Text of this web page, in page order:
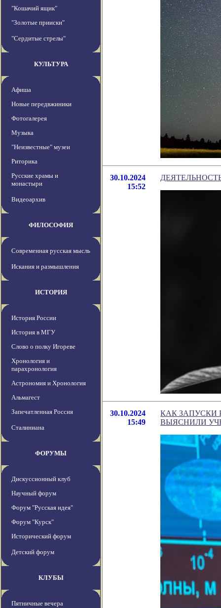
"Кошачий ящик"
"Золотые прииски"
"Сердитые стрелы"
КУЛЬТУРА
Афиша
Новые передвжиники
Фотогалерея
Музыка
"Неизвестные" музеи
Риторика
Русские храмы и
монастыри
Видеоархив
ФИЛОСОФИЯ
Современная русская мысль
Искания и размышления
ИСТОРИЯ
История России
История в МГУ
Слово о полку Игореве
Хронология и
парахронология
Астрономия и Хронология
Альмагест
Запечатленная Россия
Сталиниана
ФОРУМЫ
Дискуссионный клуб
Научный форум
Форум "Русская идея"
Форум "Курск"
Исторический форум
Детский форум
КЛУБЫ
Пятничные вечера
30.10.2024
15:52
30.10.2024
15:49
КАК ЗАПУСКИ
ВЫЯСНИЛИ